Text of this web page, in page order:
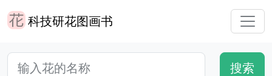
科技研花图画书